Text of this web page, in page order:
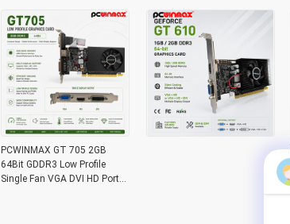
PCWINMAX GT 705 2GB
64Bit GDDR3 Low Profile
Single Fan VGA DVI HD Port